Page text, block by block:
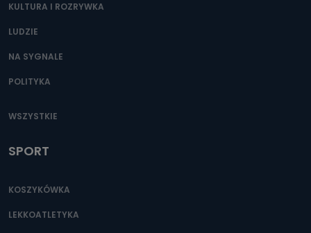
KULTURA I ROZRYWKA
LUDZIE
NA SYGNALE
POLITYKA
WSZYSTKIE
SPORT
KOSZYKÓWKA
LEKKOATLETYKA